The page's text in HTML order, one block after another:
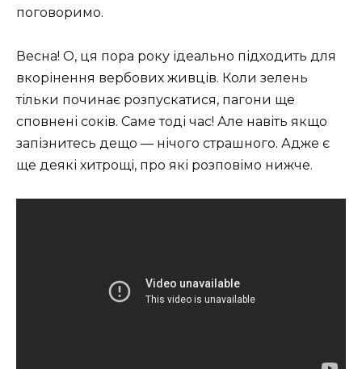
поговоримо.
Весна! О, ця пора року ідеально підходить для
вкорінення вербових живців. Коли зелень
тільки починає розпускатися, пагони ще
сповнені соків. Саме тоді час! Але навіть якщо
запізнитесь дещо — нічого страшного. Адже є
ще деякі хитрощі, про які розповімо нижче.